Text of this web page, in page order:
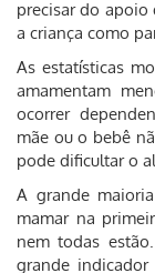
precisar do apoio
a criança como
As estatísticas
amamentam
ocorrer
mãe ou o bebê
pode dificultar o
A grande
mamar na
nem todas
grande